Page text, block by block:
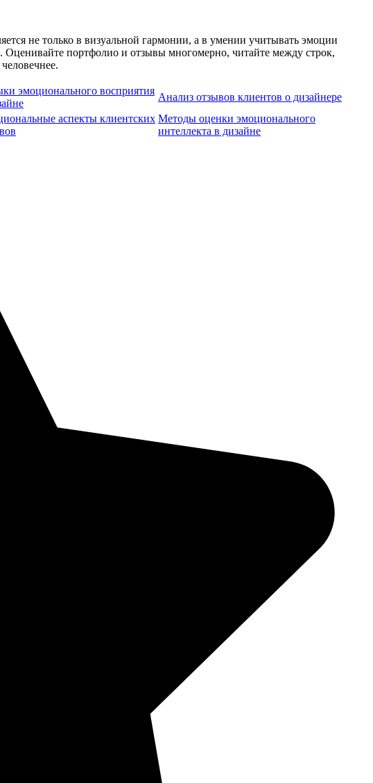
не только в визуальной гармонии, а в умении учитывать эмоции
Оценивайте портфолио и отзывы многомерно, читайте между строк,
эмоционального восприятия
Анализ отзывов клиентов о дизайнере
аспекты клиентских Методы оценки эмоционального
интеллекта в дизайне